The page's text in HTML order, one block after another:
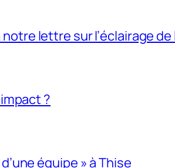
lettre sur l’éclairage
?
équipe » à Thise